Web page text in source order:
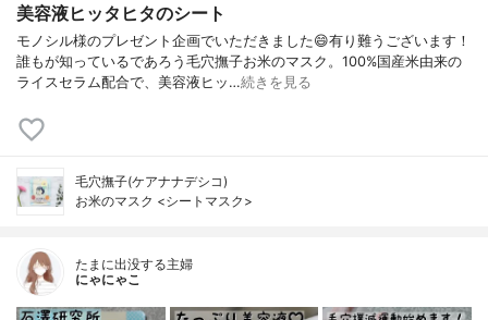
美容液ヒッタヒタのシート
モノシル様のプレゼント企画でいただきました😄有り難うございます！
誰もが知っているであろう毛穴撫子お米のマスク。100%国産米由来の
ライスセラム配合で、美容液ヒッ…続きを見る
毛穴撫子(ケアナナデシコ)
お米のマスク <シートマスク>
たまに出没する主婦
にゃにゃこ